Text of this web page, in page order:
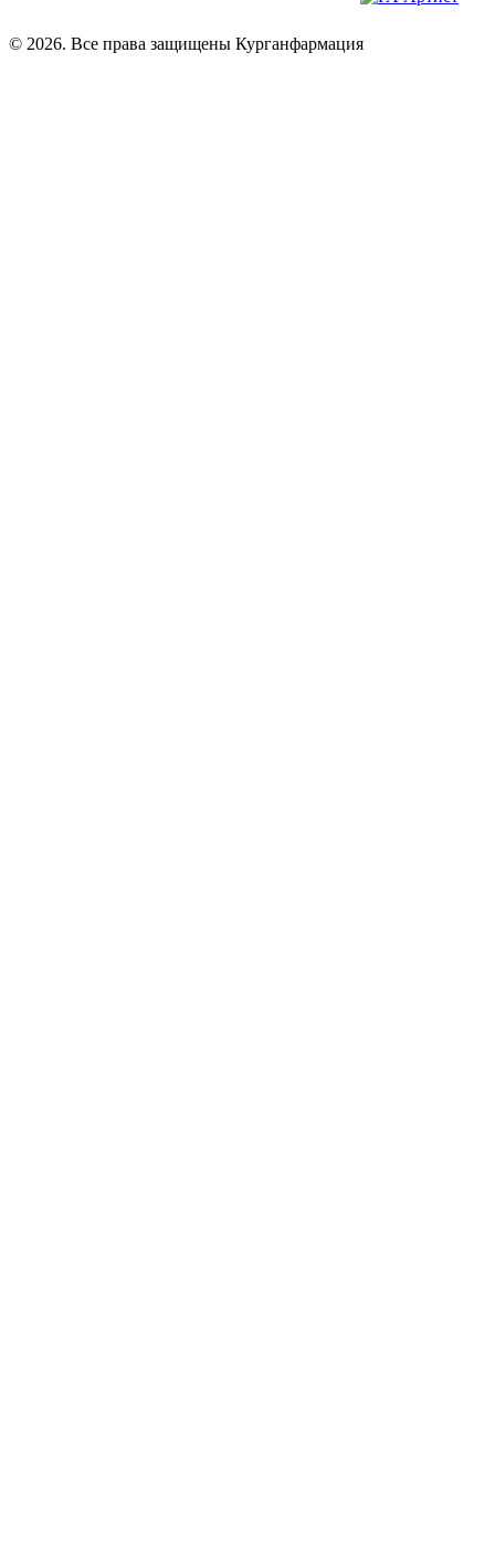
© 2026. Все права защищены Курганфармация